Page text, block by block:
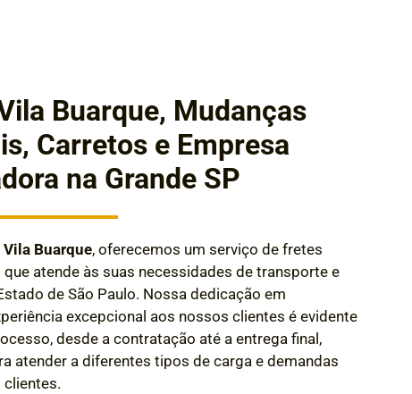
Buarque, Mudanças
Carretos e Empresa
na Grande SP
Vila Buarque, oferecemos um serviço de fretes
atende às suas necessidades de transporte e
de São Paulo. Nossa dedicação em
excepcional aos nossos clientes é evidente
desde a contratação até a entrega final ,
atender a diferentes tipos de carga e demandas
clientes.